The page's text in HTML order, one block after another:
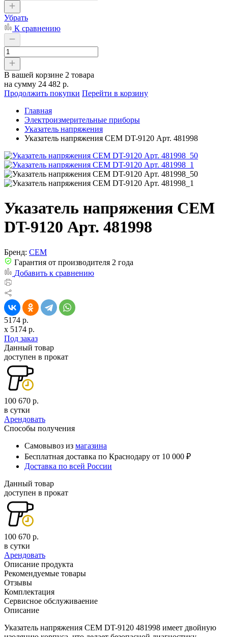
Убрать
К сравнению
В вашей корзине 2 товара
на сумму 24 482 р.
Продолжить покупки Перейти в корзину
Главная
Электроизмерительные приборы
Указатель напряжения
Указатель напряжения CEM DT-9120 Арт. 481998
Указатель напряжения CEM
DT-9120 Арт. 481998
Бренд: СЕМ
Гарантия от производителя 2 года
Добавить к сравнению
5174 р.
x 5174 р.
Под заказ
Данный товар
доступен в прокат
100 670 р.
в сутки
Арендовать
Способы получения
Самовывоз из магазина
Бесплатная доставка по Краснодару от 10 000 ₽
Доставка по всей России
Данный товар
доступен в прокат
100 670 р.
в сутки
Арендовать
Описание продукта
Рекомендуемые товары
Отзывы
Комплектация
Сервисное обслуживаение
Описание
Указатель напряжения СЕМ DT-9120 481998 имеет двойную